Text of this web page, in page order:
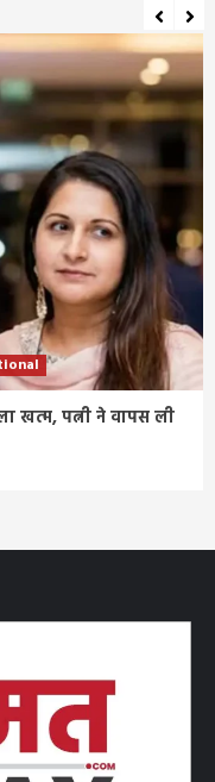
खत्म, पत्नी ने वापस ली